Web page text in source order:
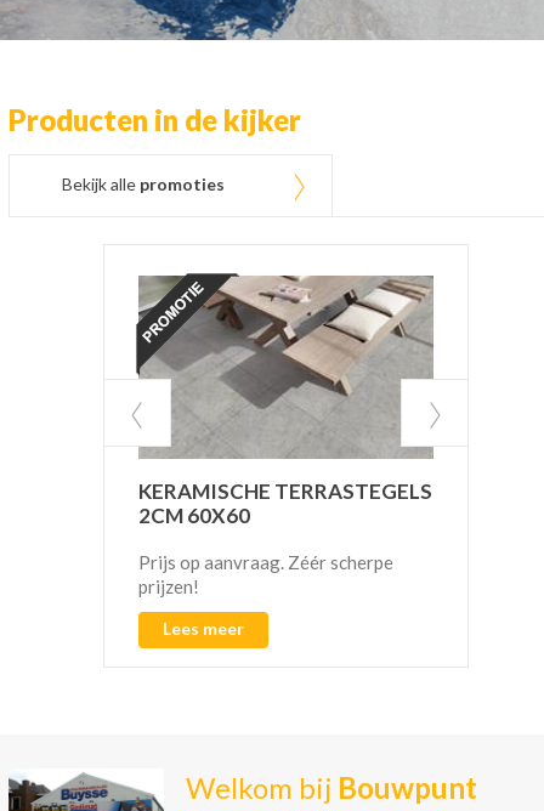
Producten in de kijker
Bekijk alle promoties
KERAMISCHE TERRASTEGELS
2CM 60X60
Prijs op aanvraag. Zéér scherpe
prijzen!
Lees meer
Welkom bij Bouwpunt